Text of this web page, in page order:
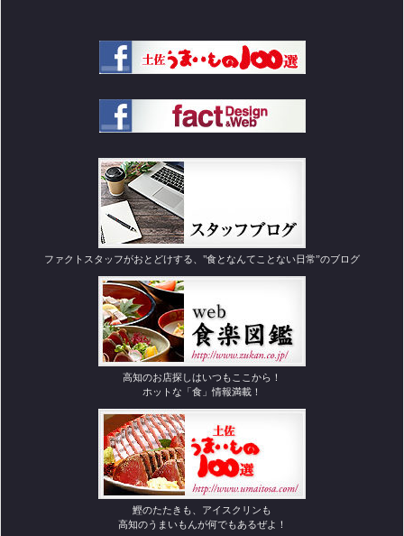
ファクトスタッフがおとどけする、"食となんてことない日常”のブログ
高知のお店探しはいつもここから！
ホットな「食」情報満載！
鰹のたたきも、アイスクリンも
高知のうまいもんが何でもあるぜよ！